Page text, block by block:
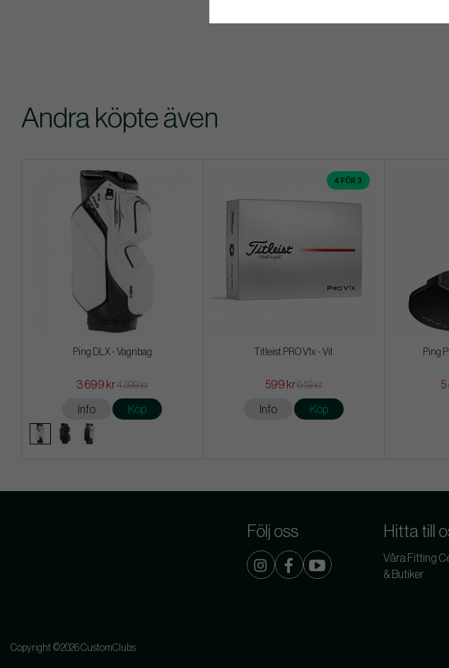
Andra köpte även
Ping DLX - Vagnbag
3 699 kr4 599 kr
Info Köp
4 FÖR 3
Titleist PRO V1x - Vit
599 kr649 kr
Info Köp
Ping
5
Följ oss Hitta till
Våra Fitting
& Butiker
Copyright ©2026 CustomClubs